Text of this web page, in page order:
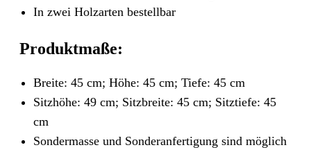
In zwei Holzarten bestellbar
Produktmaße:
Breite: 45 cm; Höhe: 45 cm; Tiefe: 45 cm
Sitzhöhe: 49 cm; Sitzbreite: 45 cm; Sitztiefe: 45
cm
Sondermasse und Sonderanfertigung sind möglich